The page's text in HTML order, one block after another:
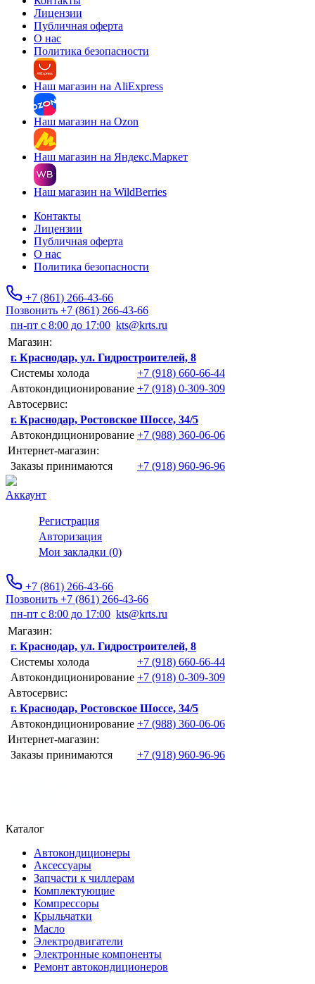
Лицензии
Публичная оферта
О нас
Политика безопасности
Наш магазин на AliExpress
Наш магазин на Ozon
Наш магазин на Яндекс.Маркет
Наш магазин на WildBerries
Контакты
Лицензии
Публичная оферта
О нас
Политика безопасности
+7 (861) 266-43-66
Позвонить +7 (861) 266-43-66
пн-пт с 8:00 до 17:00 kts@krts.ru
Магазин:
г. Краснодар, ул. Гидростроителей, 8
Системы холода
+7 (918) 660-66-44
Автокондиционирование +7 (918) 0-309-309
Автосервис:
г. Краснодар, Ростовское Шоссе, 34/5
Автокондиционирование +7 (988) 360-06-06
Интернет-магазин:
Заказы принимаются
+7 (918) 960-96-96
Аккаунт
Регистрация
Авторизация
Мои закладки (0)
+7 (861) 266-43-66
Позвонить +7 (861) 266-43-66
пн-пт с 8:00 до 17:00 kts@krts.ru
Магазин:
г. Краснодар, ул. Гидростроителей, 8
Системы холода
+7 (918) 660-66-44
Автокондиционирование +7 (918) 0-309-309
Автосервис:
г. Краснодар, Ростовское Шоссе, 34/5
Автокондиционирование +7 (988) 360-06-06
Интернет-магазин:
Заказы принимаются
+7 (918) 960-96-96
Каталог
Автокондиционеры
Аксессуары
Запчасти к чиллерам
Комплектующие
Компрессоры
Крыльчатки
Масло
Электродвигатели
Электронные компоненты
Ремонт автокондиционеров